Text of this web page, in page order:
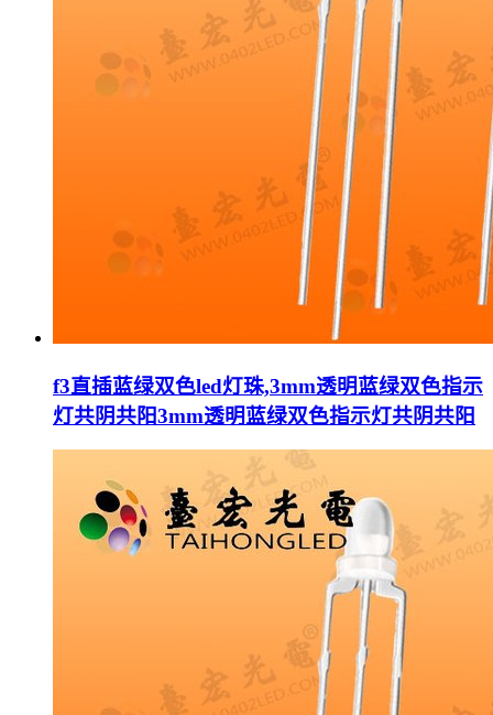
f3直插蓝绿双色led灯珠,3mm透明蓝绿双色指示
灯共阴共阳3mm透明蓝绿双色指示灯共阴共阳